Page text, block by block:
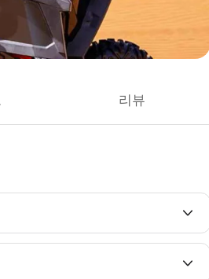
리뷰